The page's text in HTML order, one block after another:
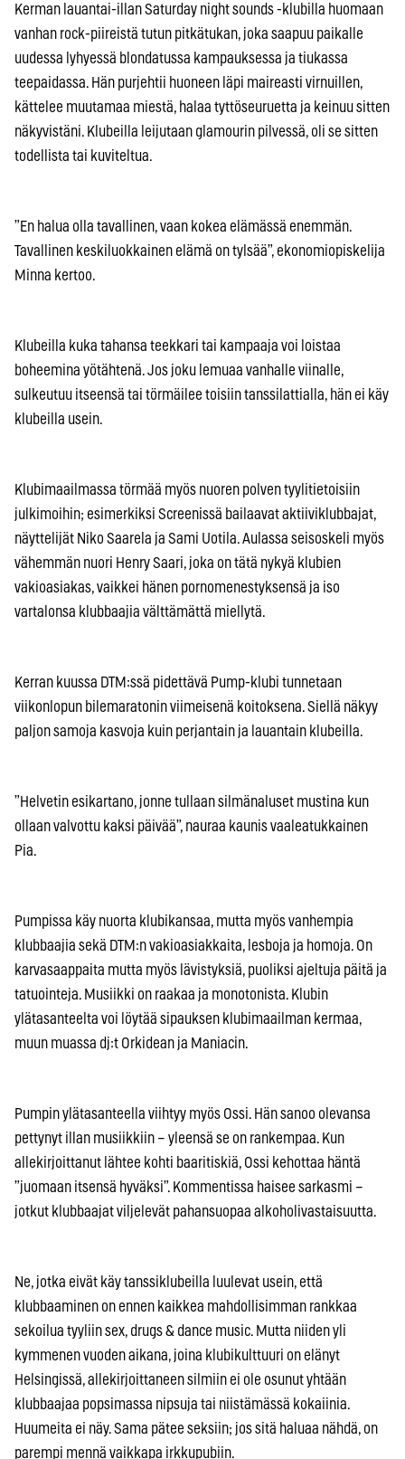
Kerman lauantai-illan Saturday night sounds -klubilla huomaan
vanhan rock-piireistä tutun pitkätukan, joka saapuu paikalle
uudessa lyhyessä blondatussa kampauksessa ja tiukassa
teepaidassa. Hän purjehtii huoneen läpi maireasti virnuillen,
kättelee muutamaa miestä, halaa tyttöseuruetta ja keinuu sitten
näkyvistäni. Klubeilla leijutaan glamourin pilvessä, oli se sitten
todellista tai kuviteltua.
”En halua olla tavallinen, vaan kokea elämässä enemmän.
Tavallinen keskiluokkainen elämä on tylsää”, ekonomiopiskelija
Minna kertoo.
Klubeilla kuka tahansa teekkari tai kampaaja voi loistaa
boheemina yötähtenä. Jos joku lemuaa vanhalle viinalle,
sulkeutuu itseensä tai törmäilee toisiin tanssilattialla, hän ei käy
klubeilla usein.
Klubimaailmassa törmää myös nuoren polven tyylitietoisiin
julkimoihin; esimerkiksi Screenissä bailaavat aktiiviklubbajat,
näyttelijät Niko Saarela ja Sami Uotila. Aulassa seisoskeli myös
vähemmän nuori Henry Saari, joka on tätä nykyä klubien
vakioasiakas, vaikkei hänen pornomenestyksensä ja iso
vartalonsa klubbaajia välttämättä miellytä.
Kerran kuussa DTM:ssä pidettävä Pump-klubi tunnetaan
viikonlopun bilemaratonin viimeisenä koitoksena. Siellä näkyy
paljon samoja kasvoja kuin perjantain ja lauantain klubeilla.
”Helvetin esikartano, jonne tullaan silmänaluset mustina kun
ollaan valvottu kaksi päivää”, nauraa kaunis vaaleatukkainen
Pia.
Pumpissa käy nuorta klubikansaa, mutta myös vanhempia
klubbaajia sekä DTM:n vakioasiakkaita, lesboja ja homoja. On
karvasaappaita mutta myös lävistyksiä, puoliksi ajeltuja päitä ja
tatuointeja. Musiikki on raakaa ja monotonista. Klubin
ylätasanteelta voi löytää sipauksen klubimaailman kermaa,
muun muassa dj:t Orkidean ja Maniacin.
Pumpin ylätasanteella viihtyy myös Ossi. Hän sanoo olevansa
pettynyt illan musiikkiin – yleensä se on rankempaa. Kun
allekirjoittanut lähtee kohti baaritiskiä, Ossi kehottaa häntä
”juomaan itsensä hyväksi”. Kommentissa haisee sarkasmi –
jotkut klubbaajat viljelevät pahansuopaa alkoholivastaisuutta.
Ne, jotka eivät käy tanssiklubeilla luulevat usein, että
klubbaaminen on ennen kaikkea mahdollisimman rankkaa
sekoilua tyyliin sex, drugs & dance music. Mutta niiden yli
kymmenen vuoden aikana, joina klubikulttuuri on elänyt
Helsingissä, allekirjoittaneen silmiin ei ole osunut yhtään
klubbaajaa popsimassa nipsuja tai niistämässä kokaiinia.
Huumeita ei näy. Sama pätee seksiin; jos sitä haluaa nähdä, on
parempi mennä vaikkapa irkkupubiin.